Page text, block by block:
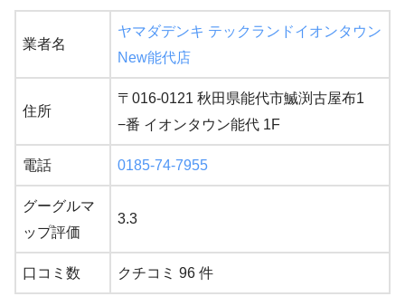
業者名
ヤマダデンキ テックランドイオンタウン
New能代店
住所
〒016-0121 秋田県能代市鰄渕古屋布1
−番 イオンタウン能代 1F
電話 0185-74-7955
グーグルマ
ップ評価
3.3
口コミ数 クチコミ 96 件